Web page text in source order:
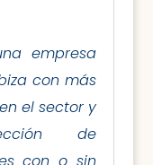
empresa
con más
el sector y
de
con o sin